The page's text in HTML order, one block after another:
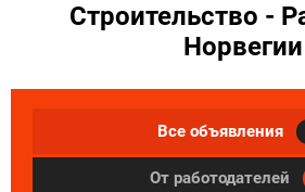
Строительство -
Норвегии
Все объявления
От работодателей